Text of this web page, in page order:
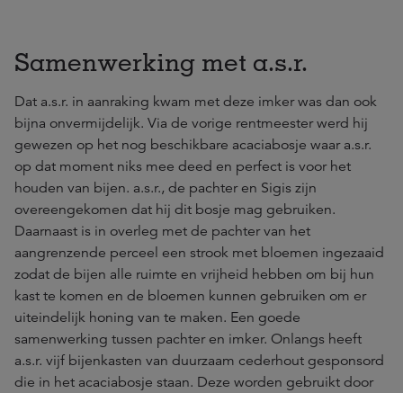
Samenwerking met a.s.r.
Dat a.s.r. in aanraking kwam met deze imker was dan ook
bijna onvermijdelijk. Via de vorige rentmeester werd hij
gewezen op het nog beschikbare acaciabosje waar a.s.r.
op dat moment niks mee deed en perfect is voor het
houden van bijen. a.s.r., de pachter en Sigis zijn
overeengekomen dat hij dit bosje mag gebruiken.
Daarnaast is in overleg met de pachter van het
aangrenzende perceel een strook met bloemen ingezaaid
zodat de bijen alle ruimte en vrijheid hebben om bij hun
kast te komen en de bloemen kunnen gebruiken om er
uiteindelijk honing van te maken. Een goede
samenwerking tussen pachter en imker. Onlangs heeft
a.s.r. vijf bijenkasten van duurzaam cederhout gesponsord
die in het acaciabosje staan. Deze worden gebruikt door